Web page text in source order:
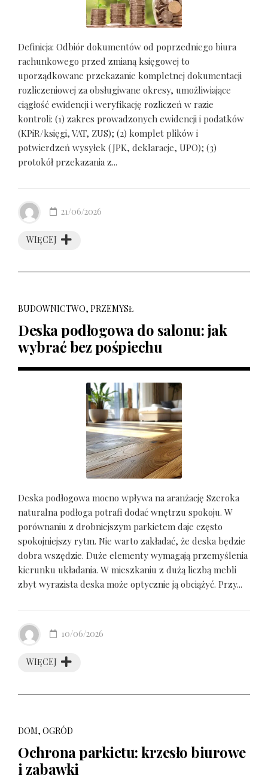
Definicja: Odbiór dokumentów od poprzedniego biura
rachunkowego przed zmianą księgowej to
uporządkowane przekazanie kompletnej dokumentacji
rozliczeniowej za obsługiwane okresy, umożliwiające
ciągłość ewidencji i weryfikację rozliczeń w razie
kontroli: (1) zakres prowadzonych ewidencji i podatków
(KPiR/księgi, VAT, ZUS); (2) komplet plików i
potwierdzeń wysyłek (JPK, deklaracje, UPO); (3)
protokół przekazania z...
WIĘCEJ
21/06/2026
BUDOWNICTWO, PRZEMYSŁ
Deska podłogowa do salonu: jak
wybrać bez pośpiechu
Deska podłogowa mocno wpływa na aranżację Szeroka
naturalna podłoga potrafi dodać wnętrzu spokoju. W
porównaniu z drobniejszym parkietem daje często
spokojniejszy rytm. Nie warto zakładać, że deska będzie
dobra wszędzie. Duże elementy wymagają przemyślenia
kierunku układania. W mieszkaniu z dużą liczbą mebli
zbyt wyrazista deska może optycznie ją obciążyć. Przy...
WIĘCEJ
10/06/2026
DOM, OGRÓD
Ochrona parkietu: krzesło biurowe
i zabawki